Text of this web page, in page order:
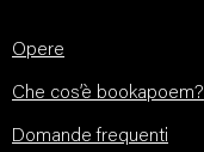
Opere
Che cos’è bookapoem?
Domande frequenti